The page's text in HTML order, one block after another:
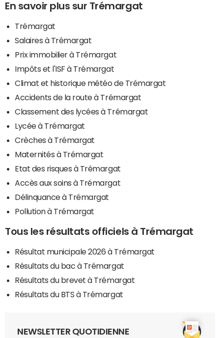
En savoir plus sur Trémargat
Trémargat
Salaires à Trémargat
Prix immobilier à Trémargat
Impôts et l'ISF à Trémargat
Climat et historique météo de Trémargat
Accidents de la route à Trémargat
Classement des lycées à Trémargat
Lycée à Trémargat
Crèches à Trémargat
Maternités à Trémargat
Etat des risques à Trémargat
Accès aux soins à Trémargat
Délinquance à Trémargat
Pollution à Trémargat
Tous les résultats officiels à Trémargat
Résultat municipale 2026 à Trémargat
Résultats du bac à Trémargat
Résultats du brevet à Trémargat
Résultats du BTS à Trémargat
NEWSLETTER QUOTIDIENNE